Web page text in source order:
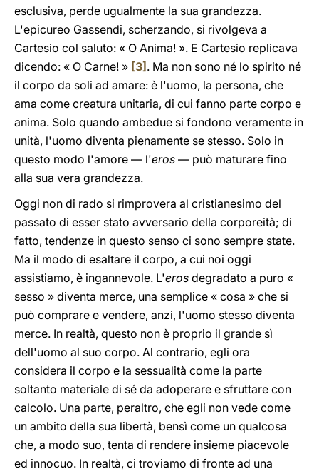
esclusiva, perde ugualmente la sua grandezza.
L'epicureo Gassendi, scherzando, si rivolgeva a
Cartesio col saluto: « O Anima! ». E Cartesio replicava
dicendo: « O Carne! » [3] . Ma non sono né lo spirito né
il corpo da soli ad amare: è l'uomo, la persona, che
ama come creatura unitaria, di cui fanno parte corpo e
anima. Solo quando ambedue si fondono veramente in
unità, l'uomo diventa pienamente se stesso. Solo in
questo modo l'amore — l'eros — può maturare fino
alla sua vera grandezza.
Oggi non di rado si rimprovera al cristianesimo del
passato di esser stato avversario della corporeità; di
fatto, tendenze in questo senso ci sono sempre state.
Ma il modo di esaltare il corpo, a cui noi oggi
assistiamo, è ingannevole. L'eros degradato a puro «
sesso » diventa merce, una semplice « cosa » che si
può comprare e vendere, anzi, l'uomo stesso diventa
merce. In realtà, questo non è proprio il grande sì
dell'uomo al suo corpo. Al contrario, egli ora
considera il corpo e la sessualità come la parte
soltanto materiale di sé da adoperare e sfruttare con
calcolo. Una parte, peraltro, che egli non vede come
un ambito della sua libertà, bensì come un qualcosa
che, a modo suo, tenta di rendere insieme piacevole
ed innocuo. In realtà, ci troviamo di fronte ad una